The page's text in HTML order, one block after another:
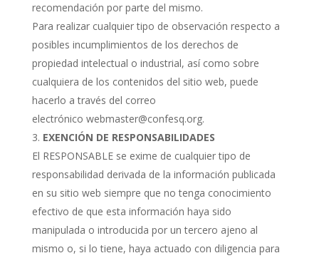
recomendación por parte del mismo.
Para realizar cualquier tipo de observación respecto a
posibles incumplimientos de los derechos de
propiedad intelectual o industrial, así como sobre
cualquiera de los contenidos del sitio web, puede
hacerlo a través del correo
electrónico webmaster@confesq.org.
EXENCIÓN DE RESPONSABILIDADES
El RESPONSABLE se exime de cualquier tipo de
responsabilidad derivada de la información publicada
en su sitio web siempre que no tenga conocimiento
efectivo de que esta información haya sido
manipulada o introducida por un tercero ajeno al
mismo o, si lo tiene, haya actuado con diligencia para